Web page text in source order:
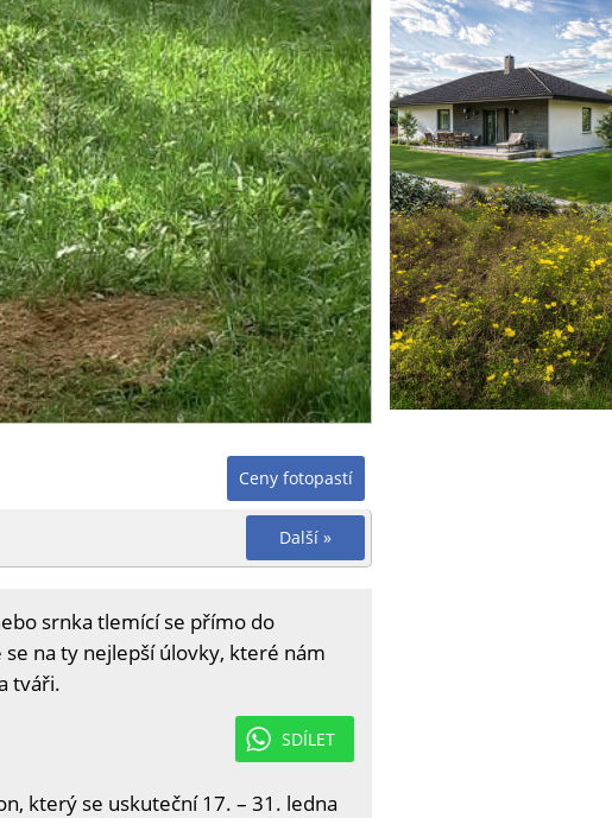
Ceny fotopastí
Další »
srnka tlemící se přímo do
na ty nejlepší úlovky, které nám
tváři.
SDÍLET
který se uskuteční 17. – 31. ledna